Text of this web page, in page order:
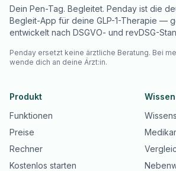
Dein Pen-Tag. Begleitet. Penday ist die
Begleit-App für deine GLP-1-Therapie —
entwickelt nach DSGVO- und revDSG-
Penday ersetzt keine ärztliche Beratung. Bei
wende dich an deine Ärzt:in.
Produkt
Funktionen
Preise
Rechner
Kostenlos starten
Wissen